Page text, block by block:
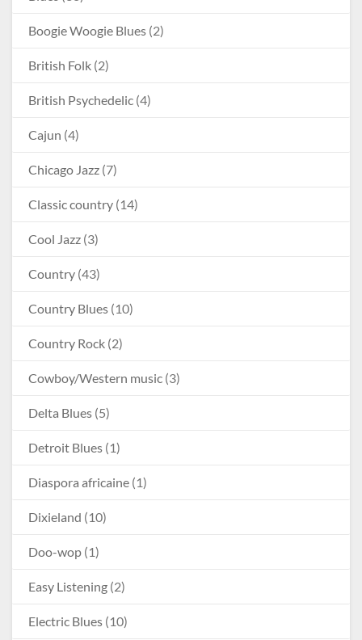
Boogie Woogie Blues (2)
British Folk (2)
British Psychedelic (4)
Cajun (4)
Chicago Jazz (7)
Classic country (14)
Cool Jazz (3)
Country (43)
Country Blues (10)
Country Rock (2)
Cowboy/Western music (3)
Delta Blues (5)
Detroit Blues (1)
Diaspora africaine (1)
Dixieland (10)
Doo-wop (1)
Easy Listening (2)
Electric Blues (10)